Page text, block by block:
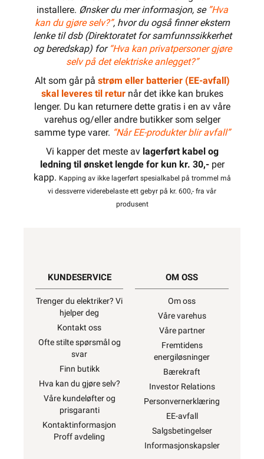
installere. Ønsker du mer informasjon, se ”Hva
kan du gjøre selv?”, hvor du også finner ekstern
lenke til dsb (Direktoratet for samfunnssikkerhet
og beredskap) for “Hva kan privatpersoner gjøre
selv på det elektriske anlegget?”
Alt som går på strøm eller batterier (EE-avfall)
skal leveres til returnår det ikke kan brukes
lenger. Du kan returnere dette gratis i en av våre
varehus og/eller andre butikker som selger
samme type varer. “Når EE-produkter blir avfall”
Vi kapper det meste av lagerført kabel og
ledning til ønsket lengde for kun kr. 30,-per
kapp. Kapping av ikke lagerført spesialkabel på trommel må
vi dessverre viderebelaste ett gebyr på kr. 600,- fra vår
produsent
KUNDESERVICE
Trenger du elektriker? Vi
hjelper deg
Kontakt oss
Ofte stilte spørsmål og
svar
Finn butikk
Hva kan du gjøre selv?
Våre kundeløfter og
prisgaranti
Kontaktinformasjon
Proff avdeling
OM OSS
Om oss
Våre varehus
Våre partner
Fremtidens
energiløsninger
Bærekraft
Investor Relations
Personvernerklæring
EE-avfall
Salgsbetingelser
Informasjonskapsler